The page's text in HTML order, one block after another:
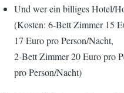
Und wer ein billiges Hotel/
(Kosten: 6-Bett Zimmer 15
17 Euro pro Person/Nacht,
2-Bett Zimmer 20 Euro pro
pro Person/Nacht)